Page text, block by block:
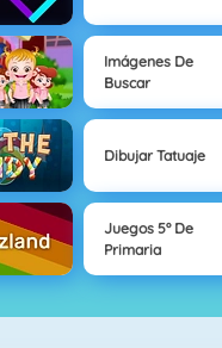
Imágenes De
Buscar
Dibujar Tatuaje
Juegos 5º De
Primaria